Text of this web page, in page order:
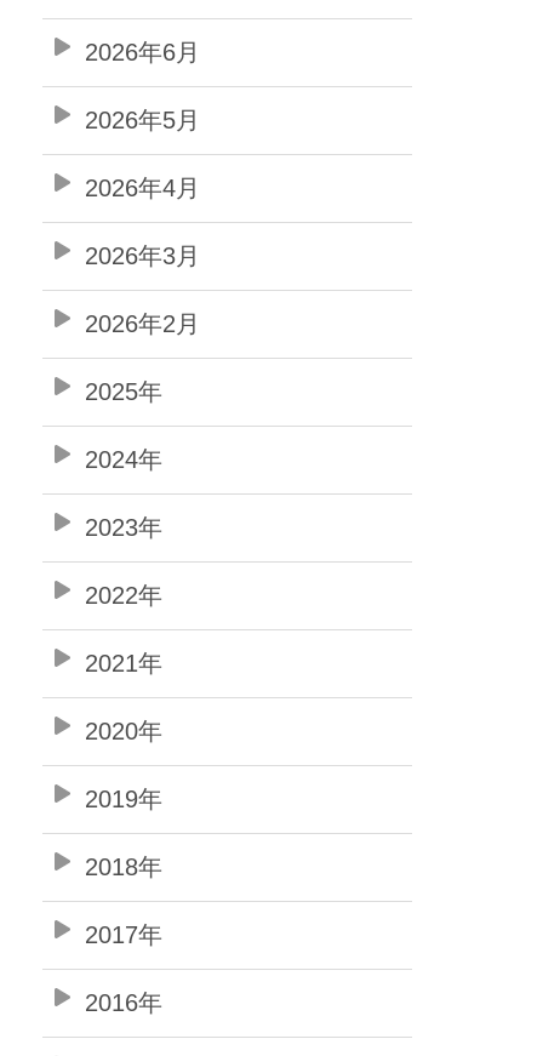
2026年6月
2026年5月
2026年4月
2026年3月
2026年2月
2025年
2024年
2023年
2022年
2021年
2020年
2019年
2018年
2017年
2016年